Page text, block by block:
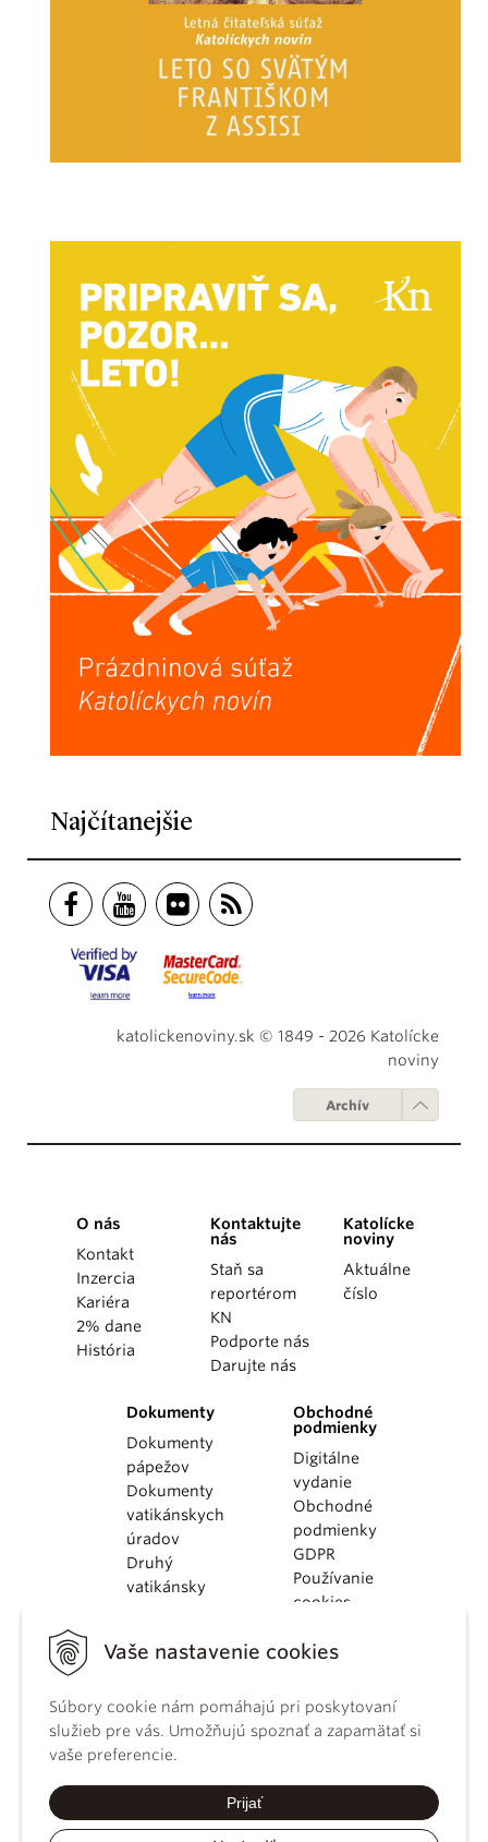
Vaše nastavenie cookies
Súbory cookie nám pomáhajú pri poskytovaní
služieb pre vás. Umožňujú spoznať a zapamätať si
vaše preferencie.
Prijať
Najčítanejšie
katolickenoviny.sk © 1849 - 2026 Katolícke
noviny
Archív
O nás
Kontakt
Inzercia
Kariéra
2% dane
História
Kontaktujte
nás
Staň sa
reportérom
KN
Podporte nás
Darujte nás
Katolícke
noviny
Aktuálne
číslo
Dokumenty
Dokumenty
pápežov
Dokumenty
vatikánskych
úradov
Druhý
vatikánsky
KBS
kánonického
práva
Katechizmus
Obchodné
podmienky
Digitálne
vydanie
Obchodné
podmienky
GDPR
Používanie
cookies